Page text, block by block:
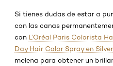
Si tienes dudas de estar a
con las canas
con L’Oréal Paris Colorista
Day Hair Color Spray en Silver
melena para obtener un